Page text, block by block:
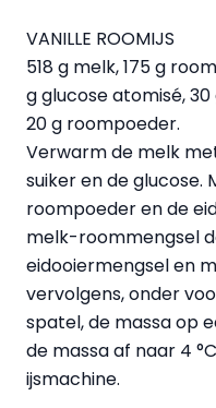
VANILLE ROOMIJS
518 g melk, 175 g
g glucose atomisé,
20 g roompoeder.
Verwarm de melk
suiker en de glucose.
roompoeder en de
melk-roommengsel
eidooiermengsel en
vervolgens, onder
spatel, de massa op
de massa af naar 4
ijsmachine.